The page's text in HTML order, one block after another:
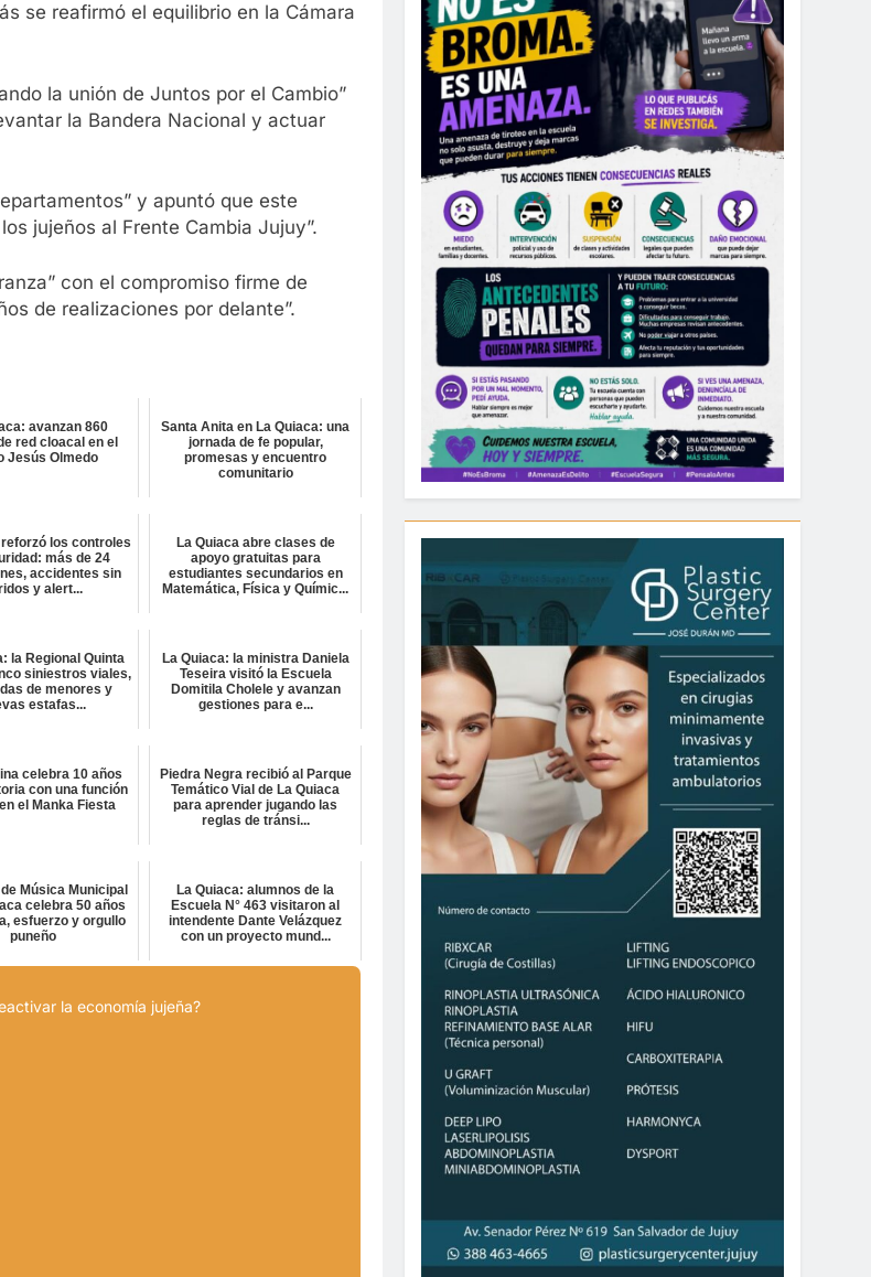
se reafirmó el equilibrio en la Cámara
la unión de Juntos por el Cambio”
la Bandera Nacional y actuar
y apuntó que este
jujeños al Frente Cambia Jujuy”.
con el compromiso firme de
de realizaciones por delante”.
avanzan 860
red cloacal en el
Jesús Olmedo
Santa Anita en La Quiaca: una
jornada de fe popular,
promesas y encuentro
comunitario
reforzó los controles
más de 24
accidentes sin
y alert...
La Quiaca abre clases de
apoyo gratuitas para
estudiantes secundarios en
Matemática, Física y Químic...
la Regional Quinta
siniestros viales,
de menores y
estafas...
La Quiaca: la ministra Daniela
Teseira visitó la Escuela
Domitila Cholele y avanzan
gestiones para e...
celebra 10 años
con una función
el Manka Fiesta
Piedra Negra recibió al Parque
Temático Vial de La Quiaca
para aprender jugando las
reglas de tránsi...
Música Municipal
celebra 50 años
esfuerzo y orgullo
puneño
La Quiaca: alumnos de la
Escuela N° 463 visitaron al
intendente Dante Velázquez
con un proyecto mund...
la economía jujeña?